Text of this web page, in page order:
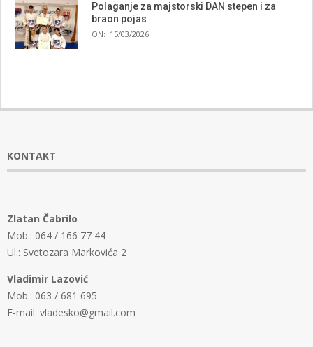
Polaganje za majstorski DAN stepen i za
braon pojas
ON: 15/03/2026
KONTAKT
Zlatan Čabrilo
Mob.: 064 / 166 77 44
Ul.: Svetozara Markovića 2
Vladimir Lazović
Mob.: 063 / 681 695
E-mail: vladesko@gmail.com